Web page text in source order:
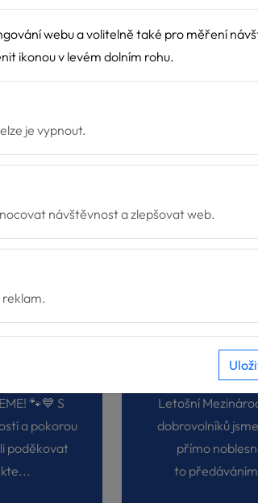
🐾💙 S
a pokorou
poděkovat
Ceny
5.12.2025
Letošní
dobrovolníků
přímo
to
webu a volitelně také pro měření
ikonou v levém dolním rohu.
je vypnout.
návštěvnost a zlepšovat web.
reklam.